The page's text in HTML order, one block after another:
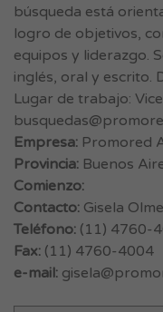
búsqueda está
logro de objetivos,
equipos y liderazgo.
inglés, oral y escrito.
Lugar de trabajo:
Empresa: Promored
Provincia: Buenos
Comienzo:
Contacto: Gisela
Teléfono: (11) 4760-
Fax: (11) 4760-4004
e-mail: